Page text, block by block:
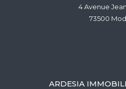
4 Avenue
73500
ARDESIA